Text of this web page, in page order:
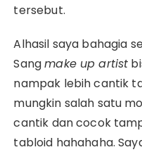
tersebut.
Alhasil saya bahagia
Sangmake up artist
nampak lebih cantik
mungkin salah satu
cantik dan cocok
tabloid hahahaha.